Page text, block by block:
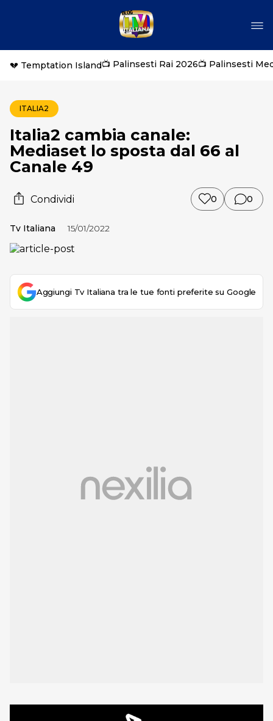
💔 Temptation Island📺 Palinsesti Rai 2026📺 Palinsesti
ITALIA2
Italia2 cambia canale:
Mediaset lo sposta dal 66 al
Canale 49
Condividi 0 0
Tv Italiana 15/01/2022
Aggiungi Tv Italiana tra le tue fonti preferite su Google